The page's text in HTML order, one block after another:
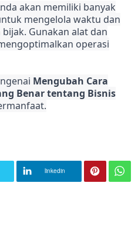
akan memiliki banyak
mengelola waktu dan
Gunakan alat dan
operasi
Mengubah Cara
Benar tentang Bisnis
linkedin